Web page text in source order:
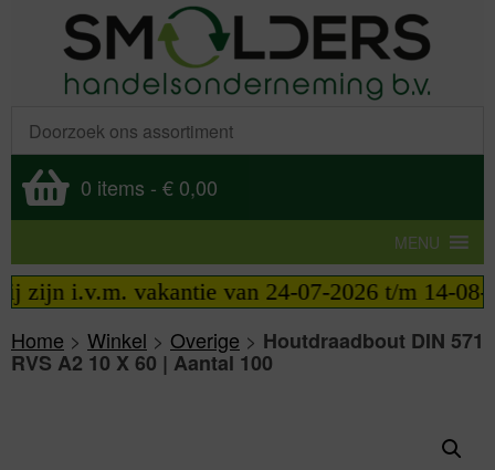
0 items - € 0,00
MENU
i.v.m. vakantie van 24-07-2026 t/m 14-08-
Home > Winkel > Overige > Houtdraadbout DIN 571
RVS A2 10 X 60 | Aantal 100